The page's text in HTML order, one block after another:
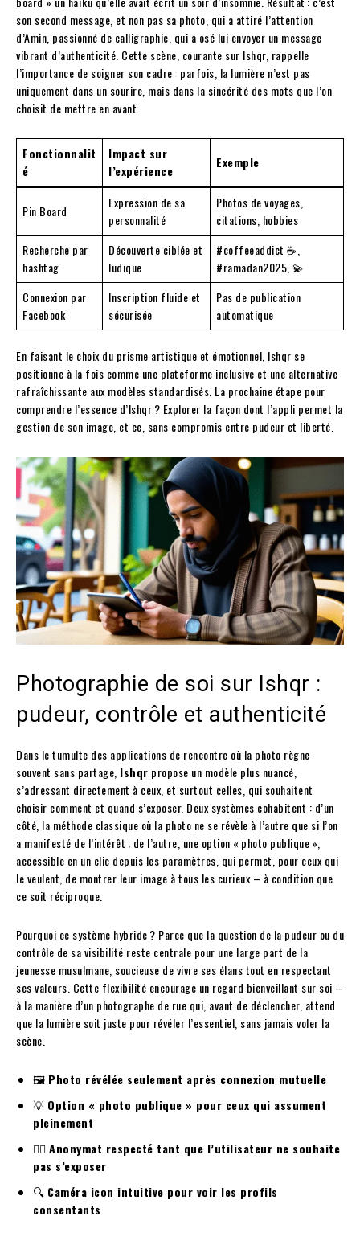
son second message, et non pas sa photo, qui a attiré l’attention
d’Amin, passionné de calligraphie, qui a osé lui envoyer un message
vibrant d’authenticité. Cette scène, courante sur Ishqr, rappelle
l’importance de soigner son cadre : parfois, la lumière n’est pas
uniquement dans un sourire, mais dans la sincérité des mots que l’on
choisit de mettre en avant.
Fonctionnalit
é
Impact sur
l’expérience
Exemple
Pin Board
Expression de sa
personnalité
Photos de voyages,
citations, hobbies
Recherche par
hashtag
Découverte ciblée et
ludique
#coffeeaddict ☕️,
#ramadan2025, 💫
Connexion par
Facebook
Inscription fluide et
sécurisée
Pas de publication
automatique
En faisant le choix du prisme artistique et émotionnel, Ishqr se
positionne à la fois comme une plateforme inclusive et une alternative
rafraîchissante aux modèles standardisés. La prochaine étape pour
comprendre l’essence d’Ishqr ? Explorer la façon dont l’appli permet la
gestion de son image, et ce, sans compromis entre pudeur et liberté.
Photographie de soi sur Ishqr :
pudeur, contrôle et authenticité
Dans le tumulte des applications de rencontre où la photo règne
souvent sans partage, Ishqr propose un modèle plus nuancé,
s’adressant directement à ceux, et surtout celles, qui souhaitent
choisir comment et quand s’exposer. Deux systèmes cohabitent : d’un
côté, la méthode classique où la photo ne se révèle à l’autre que si l’on
a manifesté de l’intérêt ; de l’autre, une option « photo publique »,
accessible en un clic depuis les paramètres, qui permet, pour ceux qui
le veulent, de montrer leur image à tous les curieux – à condition que
ce soit réciproque.
Pourquoi ce système hybride ? Parce que la question de la pudeur ou du
contrôle de sa visibilité reste centrale pour une large part de la
jeunesse musulmane, soucieuse de vivre ses élans tout en respectant
ses valeurs. Cette flexibilité encourage un regard bienveillant sur soi –
à la manière d’un photographe de rue qui, avant de déclencher, attend
que la lumière soit juste pour révéler l’essentiel, sans jamais voler la
scène.
🖼️ Photo révélée seulement après connexion mutuelle
💡 Option « photo publique » pour ceux qui assument
pleinement
🙅‍♀️ Anonymat respecté tant que l’utilisateur ne souhaite
pas s’exposer
🔍 Caméra icon intuitive pour voir les profils
consentants